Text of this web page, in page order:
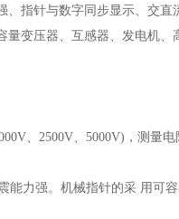
、指针与数字同步显示、交
变压器、互感器、发电机
、2500V、5000V)，测 量电
能力强。机械指针的采 用可